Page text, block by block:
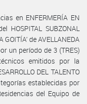
en ENFERMERÍA EN
HOSPITAL SUBZONAL
GOITÍA’ de AVELLANEDA
un período de 3 (TRES)
emitidos por la
DEL TALENTO
establecidas por
del Equipo de